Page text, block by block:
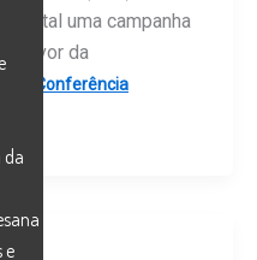
Natal uma campanha
favor da
Conferência
da
e